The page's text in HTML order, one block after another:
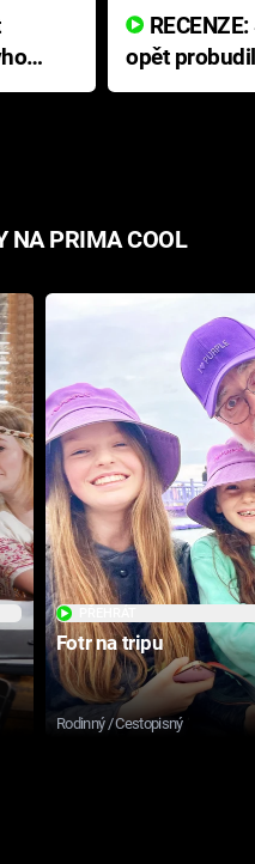
opět
přichází s
NA PRIMA COOL
Fotr na tripu
Rodinný / Cestopisný